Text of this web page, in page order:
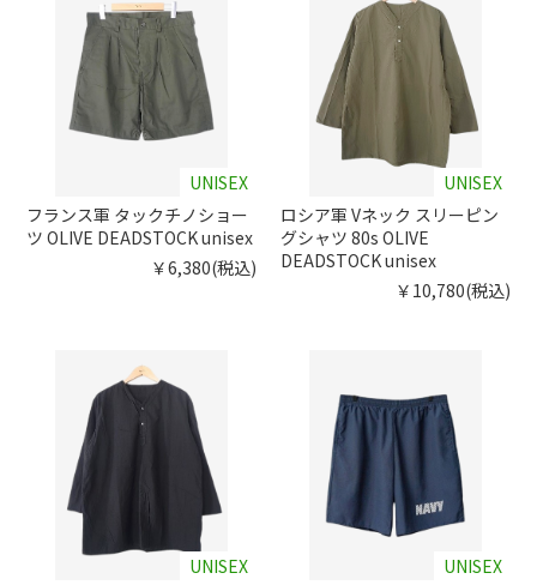
UNISEX
フランス軍 タックチノショー
ツ OLIVE DEADSTOCK unisex
￥6,380(税込)
UNISEX
ロシア軍 Vネック スリーピン
グシャツ 80s OLIVE
DEADSTOCK unisex
￥10,780(税込)
UNISEX
UNISEX